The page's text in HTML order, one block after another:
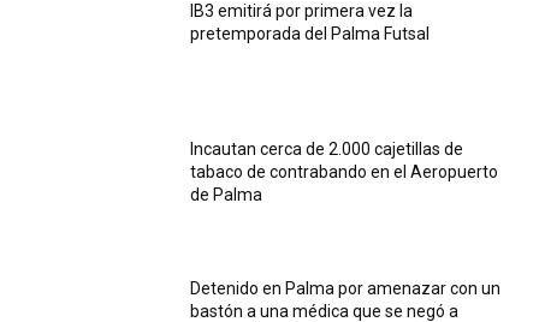
IB3 emitirá por primera vez la
pretemporada del Palma Futsal
Incautan cerca de 2.000 cajetillas de
tabaco de contrabando en el Aeropuerto
de Palma
Detenido en Palma por amenazar con un
bastón a una médica que se negó a